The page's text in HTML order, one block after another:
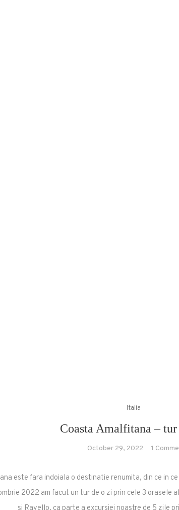
Italia
Coasta Amalfitana –
October 29, 2022 1
este fara indoiala o destinatie renumita, din ce in
2022 am facut un tur de o zi prin cele 3 orasele